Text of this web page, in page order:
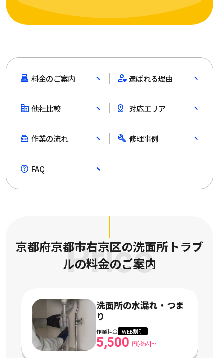
料金のご案内 選ばれる理由
他社比較 対応エリア
作業の流れ 修理事例
FAQ
Price
京都府京都市右京区の洗面所トラブ
ルの料金のご案内
洗面所の水漏れ・つま
り
作業料金 WEB割引
5,500 円[税込]〜